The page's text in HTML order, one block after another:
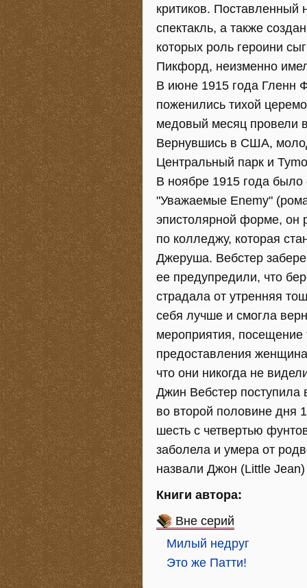
критиков. Поставленный
спектакль, а также
которых роль героини
Пикфорд, неизменно
В июне 1915 года Гленн
поженились тихой
медовый месяц провели
Вернувшись в США,
Центральный парк и
В ноябре 1915 года
"Уважаемые Enemy"
эпистолярной форме, он
по колледжу, которая
Джеруша. Вебстер
ее предупредили, что
страдала от утренняя
себя лучше и смогла
мероприятия,
предоставления
что они никогда не
Джин Вебстер
во второй половине дня
шесть с четвертью
заболела и умера от
назвали Джон (Little Jean)
Книги автора:
Вне серий
Милый недруг
Это же Патти!